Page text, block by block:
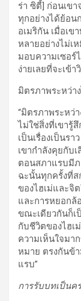
ร่า ซิตี้] ก่อนเข
ทุกอย่างได้ย้อน
อเมริกัน เมื่อเข
หลายอย่างไม่เ
มอบความเซอร์
ง่ายเลยที่จะเข้
มิตรภาพระหว่า
“มิตรภาพระหว่
ไม่ใช่สิ่งที่เขารู้
เป็นเรื่องเป็นร
เขากำลังคุยกับ
ตอนสภาแรบมีภ
ฉะนั้นทุกครั้งที่ส
ของไฮเม่และจิ
และการหยอกล้
ขณะเดียวกันก็เ
กับชีวิตของไฮเ
ความเห็นใจมา
หมาย ตรงกันข้
แรบ”
การรับบทเป็นค